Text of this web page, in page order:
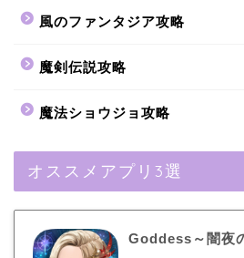
風のファンタジア攻略
魔剣伝説攻略
魔法ショウジョ攻略
オススメアプリ3選
Goddess～闇夜